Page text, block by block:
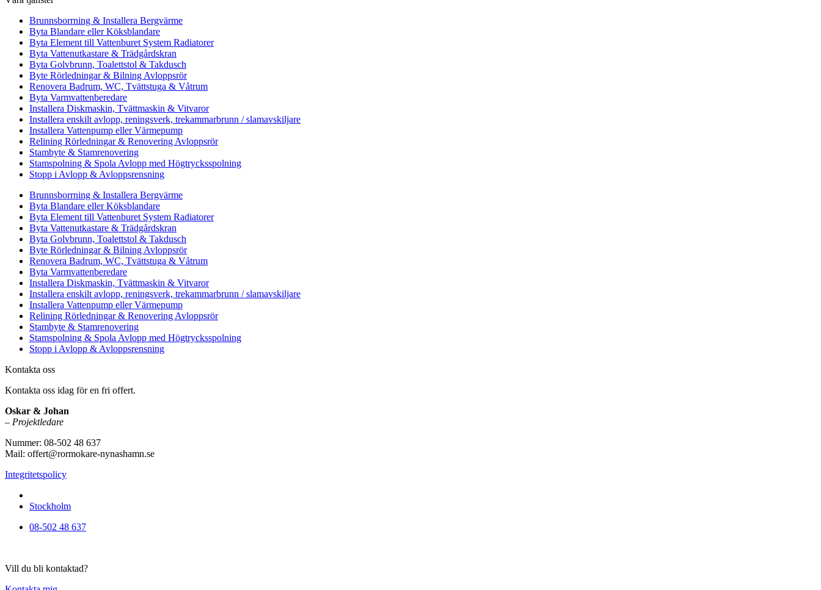
Brunnsborrning & Installera Bergvärme
Byta Blandare eller Köksblandare
Byta Element till Vattenburet System Radiatorer
Byta Vattenutkastare & Trädgårdskran
Byta Golvbrunn, Toalettstol & Takdusch
Byte Rörledningar & Bilning Avloppsrör
Renovera Badrum, WC, Tvättstuga & Våtrum
Byta Varmvattenberedare
Installera Diskmaskin, Tvättmaskin & Vitvaror
Installera enskilt avlopp, reningsverk, trekammarbrunn / slamavskiljare
Installera Vattenpump eller Värmepump
Relining Rörledningar & Renovering Avloppsrör
Stambyte & Stamrenovering
Stamspolning & Spola Avlopp med Högtrycksspolning
Stopp i Avlopp & Avloppsrensning
Brunnsborrning & Installera Bergvärme
Byta Blandare eller Köksblandare
Byta Element till Vattenburet System Radiatorer
Byta Vattenutkastare & Trädgårdskran
Byta Golvbrunn, Toalettstol & Takdusch
Byte Rörledningar & Bilning Avloppsrör
Renovera Badrum, WC, Tvättstuga & Våtrum
Byta Varmvattenberedare
Installera Diskmaskin, Tvättmaskin & Vitvaror
Installera enskilt avlopp, reningsverk, trekammarbrunn / slamavskiljare
Installera Vattenpump eller Värmepump
Relining Rörledningar & Renovering Avloppsrör
Stambyte & Stamrenovering
Stamspolning & Spola Avlopp med Högtrycksspolning
Stopp i Avlopp & Avloppsrensning
Kontakta oss
Kontakta oss idag för en fri offert.
Oskar & Johan
– Projektledare
Nummer: 08-502 48 637
Mail: offert@rormokare-nynashamn.se
Integritetspolicy
Stockholm
08-502 48 637
Vill du bli kontaktad?